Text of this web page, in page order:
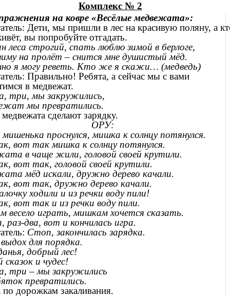
Комплекс № 2
на ковре «Весёлые медвежата»:
Дети, мы пришли в лес на красивую поляну, а
вы попробуйте отгадать.
леса строгий, спать люблю зимой в берлоге,
на пролёт – снится мне душистый мёд.
я могу реветь. Кто же я скажи… (медведь)
Правильно! Ребята, а сейчас мы с вами
в медвежат.
три, мы закружились,
мы превратились.
сделают зарядку.
ОРУ:
проснулся, мишка к солнцу потянулся.
вот так мишка к солнцу потянулся.
в чаще жили, головой своей крутили.
вот так, головой своей крутили.
мёд искали, дружно дерево качали.
вот так, дружно дерево качали.
ходили и из речки воду пили!
вот так и из речки воду пили.
весело играть, мишкам хочется сказать.
раз-два, вот и кончилась игра.
Стоп, закончилась зарядка.
для порядка.
добрый лес!
и чудес!
три – мы закружились
превратились.
дорожкам закаливания.